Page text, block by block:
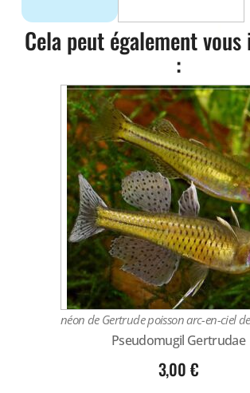
Cela peut également
:
néon de Gertrude poisson arc-en-ciel
Pseudomugil Gertrudae
3,00 €